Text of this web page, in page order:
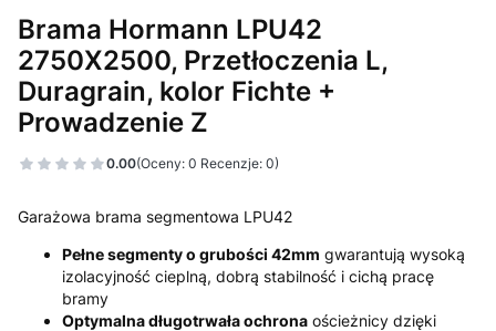
Brama Hormann LPU42
2750X2500, Przetłoczenia L,
Duragrain, kolor Fichte +
Prowadzenie Z
0.00(Oceny: 0 Recenzje: 0)
Garażowa brama segmentowa LPU42
Pełne segmenty o grubości 42mm gwarantują wysoką
izolacyjność cieplną, dobrą stabilność i cichą pracę
bramy
Optymalna długotrwała ochrona ościeżnicy dzięki